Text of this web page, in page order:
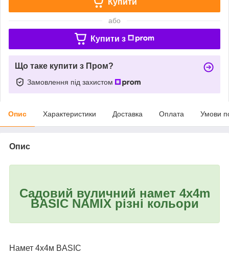
або
Купити з
Що таке купити з Пром?
Замовлення під захистом
Опис Характеристики Доставка Оплата Умови
Опис
Садовий вуличний намет 4x4m
BASIC NAMIX різні кольори
Намет 4х4м BASIC